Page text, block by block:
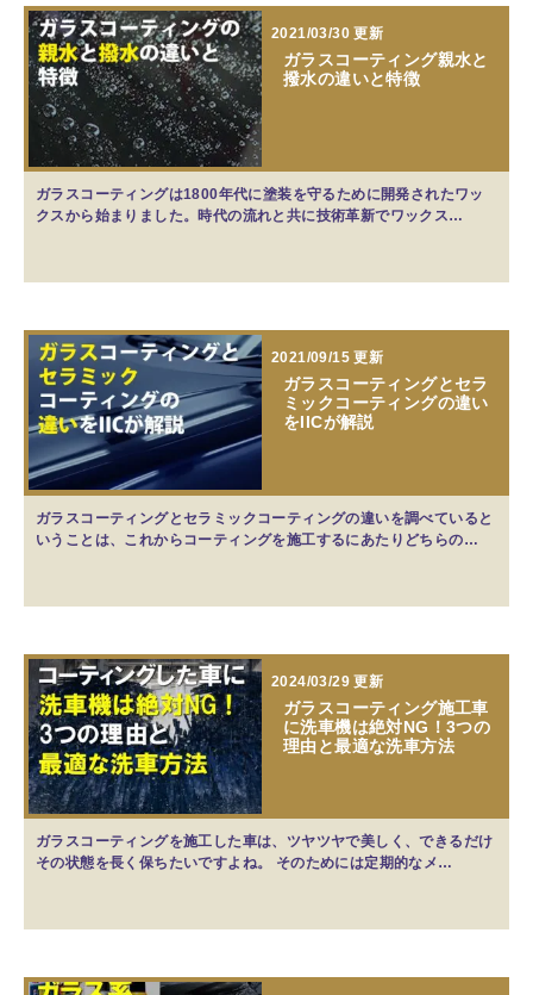
2021/03/30 更新
ガラスコーティング親水と
撥水の違いと特徴
ガラスコーティングは1800年代に塗装を守るために開発されたワッ
クスから始まりました。時代の流れと共に技術革新でワックス…
2021/09/15 更新
ガラスコーティングとセラ
ミックコーティングの違い
をIICが解説
ガラスコーティングとセラミックコーティングの違いを調べていると
いうことは、これからコーティングを施工するにあたりどちらの…
2024/03/29 更新
ガラスコーティング施工車
に洗車機は絶対NG！3つの
理由と最適な洗車方法
ガラスコーティングを施工した車は、ツヤツヤで美しく、できるだけ
その状態を長く保ちたいですよね。 そのためには定期的なメ…